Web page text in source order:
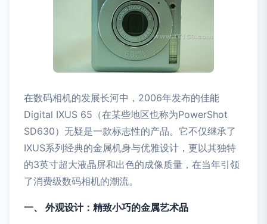
在数码相机的发展长河中，2006年发布的佳能
Digital IXUS 65（在某些地区也称为PowerShot
SD630）无疑是一款标志性的产品。它不仅继承了
IXUS系列经典的金属机身与优雅设计，更以其独特
的3英寸超大液晶屏和出色的成像质量，在当年引领
了消费级数码相机的潮流。
一、 外观设计：精致小巧的金属艺术品